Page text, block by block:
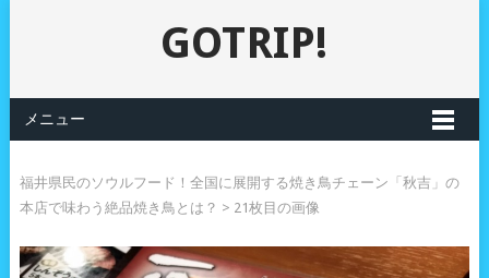
GOTRIP!
メニュー
福井県民のソウルフード！全国に展開する焼き鳥チェーン「秋吉」の
本店で味わう絶品焼き鳥とは？ > 21枚目の画像